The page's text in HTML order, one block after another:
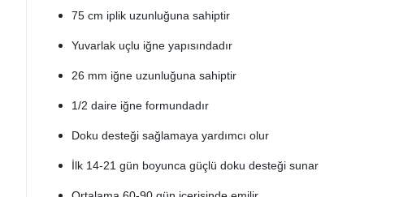
75 cm iplik uzunluğuna sahiptir
Yuvarlak uçlu iğne yapısındadır
26 mm iğne uzunluğuna sahiptir
1/2 daire iğne formundadır
Doku desteği sağlamaya yardımcı olur
İlk 14-21 gün boyunca güçlü doku desteği sunar